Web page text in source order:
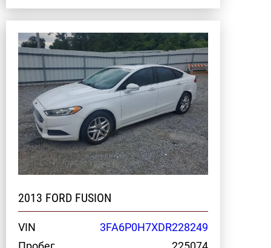
2013 FORD FUSION
VIN
3FA6P0H7XDR228249